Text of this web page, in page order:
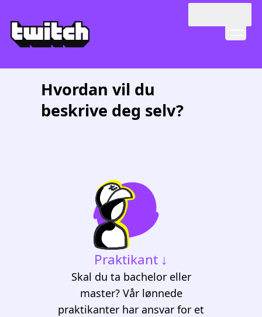
Hvordan vil du
beskrive deg selv?
Praktikant
Skal du ta bachelor eller
master? Vår lønnede
praktikanter har ansvar for et